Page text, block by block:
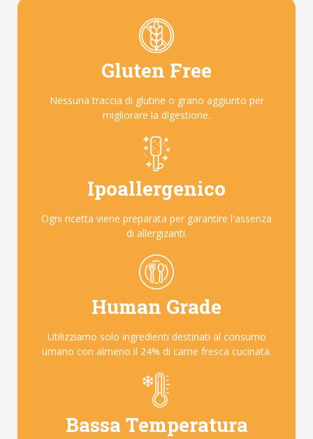
Gluten Free
Nessuna traccia di glutine o grano aggiunto per
migliorare la digestione.
Ipoallergenico
Ogni ricetta viene preparata per garantire l'assenza
di allergizanti.
Human Grade
Utilizziamo solo ingredienti destinati al consumo
umano con almeno il 24% di carne fresca cucinata.
Bassa Temperatura